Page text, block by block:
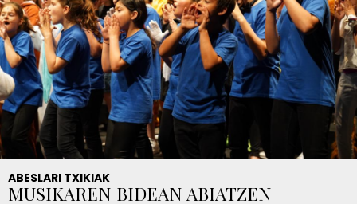
ABESLARI TXIKIAK
MUSIKAREN BIDEAN ABIATZEN